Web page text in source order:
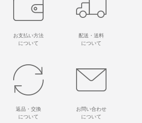
お支払い方法
について
配送・送料
について
返品・交換
について
お問い合わせ
について